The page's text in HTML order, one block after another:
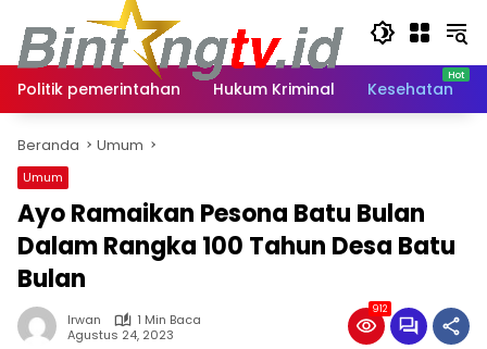
konten
Politik pemerintahan
Hukum Kriminal Kesehatan
Beranda Umum
Umum
Ayo Ramaikan Pesona Batu Bulan
Dalam Rangka 100 Tahun Desa Batu
Bulan
Irwan
1 Min Baca
Agustus 24, 2023
912